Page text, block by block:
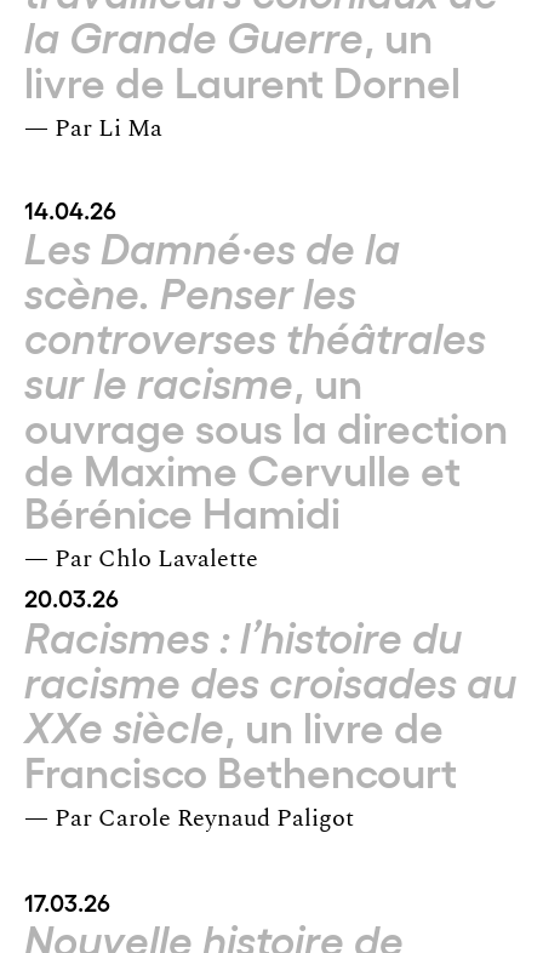
la Grande Guerre, un
livre de Laurent Dornel
— Par Li Ma
14.04.26
Les Damné·es de la
scène. Penser les
controverses théâtrales
sur le racisme, un
ouvrage sous la direction
de Maxime Cervulle et
Bérénice Hamidi
— Par Chlo Lavalette
20.03.26
Racismes : l’histoire du
racisme des croisades au
XXe siècle, un livre de
Francisco Bethencourt
— Par Carole Reynaud Paligot
17.03.26
Nouvelle histoire de